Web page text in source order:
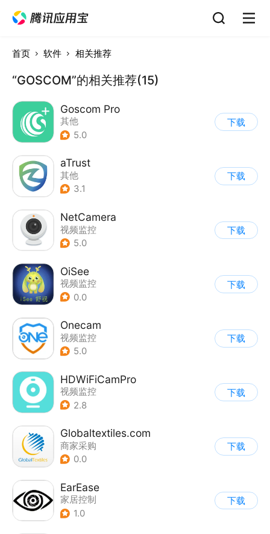
首页 软件 相关推荐
“GOSCOM”的相关推荐(15)
Goscom Pro
其他
5.0
下载
aTrust
其他
3.1
下载
NetCamera
视频监控
5.0
下载
OiSee
视频监控
0.0
下载
Onecam
视频监控
5.0
下载
HDWiFiCamPro
视频监控
2.8
下载
Globaltextiles.com
商家采购
0.0
下载
EarEase
家居控制
1.0
下载